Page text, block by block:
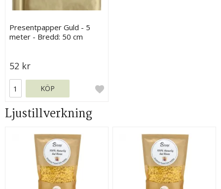
Presentpapper Guld - 5
meter - Bredd: 50 cm
52 kr
KÖP
Ljustillverkning